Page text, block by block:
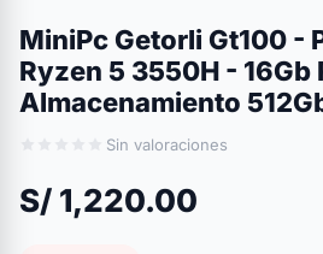
MiniPc Getorli Gt100 -
Ryzen 5 3550H - 16Gb
Almacenamiento
Sin valoraciones
S/ 1,220.00